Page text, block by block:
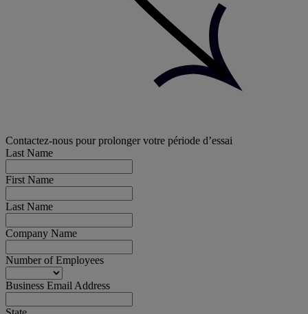
Contactez-nous pour prolonger votre période d’essai
Last Name
First Name
Last Name
Company Name
Number of Employees
Business Email Address